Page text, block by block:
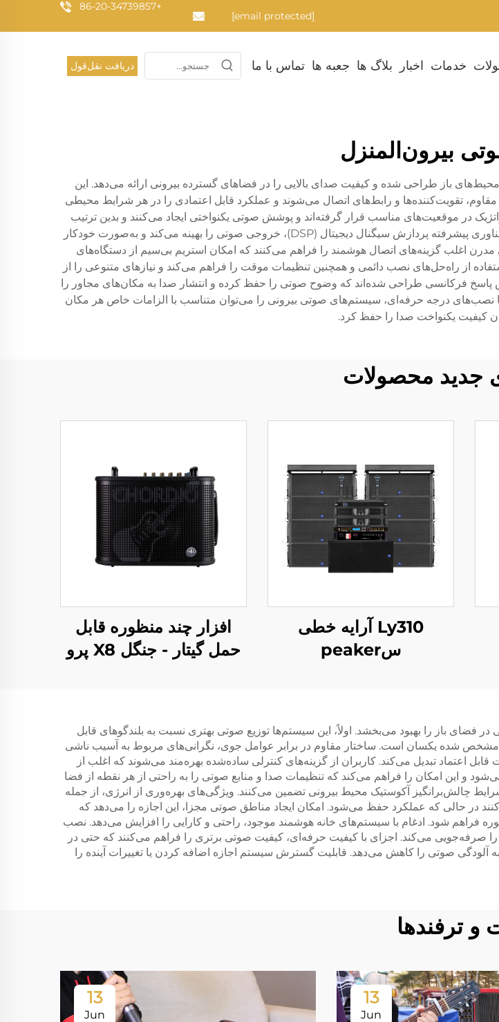
+86-20-34739857
[email protected]
خدمات اخبار بلاگ ها جعبه ها تماس با ما دریافت نقل‌قول
بیرون‌المنزل
باز طراحی شده و کیفیت صدای بالایی را در فضاهای گسترده بیرونی ارائه می‌دهد. این
تقویت‌کننده‌ها و رابط‌های اتصال می‌شوند و عملکرد قابل اعتمادی را در هر شرایط محیطی
در موقعیت‌های مناسب قرار گرفته‌اند و پوشش صوتی یکنواختی ایجاد می‌کنند و بدین ترتیب
نقاط ضعیف (مرده) و نقاط قوی (داغ) صوتی در فضاهای بیرونی را حذف می‌کنند. فناوری پیشرفته پردازش سیگنال دیجیتال (DSP)، خروجی صوتی را بهینه می‌کند و به‌صورت خودکار
اغلب گزینه‌های اتصال هوشمند را فراهم می‌کنند که امکان استریم بی‌سیم از دستگاه‌های
از راه‌حل‌های نصب دائمی و همچنین تنظیمات موقت را فراهم می‌کند و نیازهای متنوعی را از
فرکانسی طراحی شده‌اند که وضوح صوتی را حفظ کرده و انتشار صدا به مکان‌های مجاور را
نصب‌های درجه حرفه‌ای، سیستم‌های صوتی بیرونی را می‌توان متناسب با الزامات خاص هر مکان
کیفیت یکنواخت صدا را حفظ کرد.
جدید محصولات
Ly310 آرایه خطی
سpeaker
افزار چند منظوره قابل
حمل گیتار - جنگل X8 پرو
باز را بهبود می‌بخشد. اولاً، این سیستم‌ها توزیع صوتی بهتری نسبت به بلندگوهای قابل
مشخص شده یکسان است. ساختار مقاوم در برابر عوامل جوی، نگرانی‌های مربوط به آسیب ناشی
اعتماد تبدیل می‌کند. کاربران از گزینه‌های کنترلی ساده‌شده بهره‌مند می‌شوند که اغلب از
و این امکان را فراهم می‌کند که تنظیمات صدا و منابع صوتی را به راحتی از هر نقطه از فضا
چالش‌برانگیز آکوستیک محیط بیرونی تضمین می‌کنند. ویژگی‌های بهره‌وری از انرژی، از جمله
در حالی که عملکرد حفظ می‌شود. امکان ایجاد مناطق صوتی مجزا، این اجازه را می‌دهد که
فراهم شود. ادغام با سیستم‌های خانه هوشمند موجود، راحتی و کارایی را افزایش می‌دهد. نصب
صرفه‌جویی می‌کند. اجزای با کیفیت حرفه‌ای، کیفیت صوتی برتری را فراهم می‌کنند که حتی در
صوتی را کاهش می‌دهد. قابلیت گسترش سیستم اجازه اضافه کردن یا تغییرات آینده را
و ترفندها
13
Jun
13
Jun